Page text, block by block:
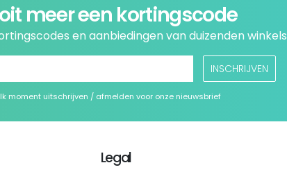
meer een kortingscode
en aanbiedingen van duizenden winkels
INSCHRIJVEN
moment uitschrijven / afmelden voor onze nieuwsbrief
Legal